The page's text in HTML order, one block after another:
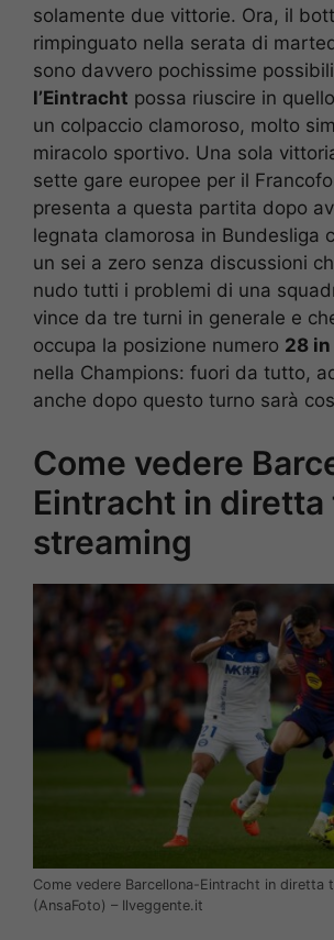
solamente due vittorie. Ora, il
rimpinguato nella serata di
sono davvero pochissime
l’Eintracht possa riuscire in
un colpaccio clamoroso, molto
miracolo sportivo. Una sola
sette gare europee per il
presenta a questa partita dopo
legnata clamorosa in Bundesliga
un sei a zero senza discussioni
nudo tutti i problemi di una
vince da tre turni in generale e
occupa la posizione numero 28
nella Champions: fuori da tutto,
anche dopo questo turno sarà
Come vedere
Eintracht in diretta
streaming
Come vedere Barcellona-Eintracht in diretta
(AnsaFoto) – Ilveggente.it